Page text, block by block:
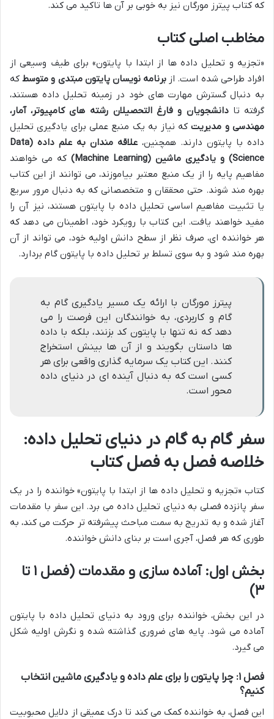
که کتاب پیترز مورگان نیز به خوبی بر آن ها تاکید می کند.
مخاطب اصلی کتاب
«تجزیه و تحلیل داده ها از ابتدا با پایتون» برای طیف وسیعی از
افراد طراحی شده است. از برنامه نویسان پایتون مبتدی و متوسطکه
به دنبال گسترش مهارت های خود در زمینه تحلیل داده هستند،
گرفته تادانشجویان و فارغ التحصیلان رشته های کامپیوتر، آمار،
مهندسی و مدیریتکه نیاز به یک منبع عملی برای یادگیری تحلیل
داده با پایتون دارند. همچنین،
علاقه مندان به علم داده (Data
Science) و یادگیری ماشین (Machine Learning)
که می خواهند
مفاهیم پایه را از یک منبع معتبر بیاموزند، می توانند از این کتاب
بهره مند شوند. حتی محققان و متخصصانی که به دنبال مرور سریع
یا تثبیت مفاهیم اساسی تحلیل داده با پایتون هستند، نیز آن را
مفید خواهند یافت. این کتاب با رویکرد خود، اطمینان می دهد که
هر خواننده ای، صرف نظر از سطح دانش اولیه خود، می تواند از آن
بهره مند شود و به سوی تسلط بر تحلیل داده با پایتون گام بردارد.
پیترز مورگان با ارائه یک مسیر یادگیری گام به
گام و کاربردی، به خوانندگان این فرصت را می
دهد که نه تنها با پایتون کد بزنند، بلکه با داده
ها داستان بگویند و از آن ها بینش استخراج
کنند. این کتاب یک سرمایه گذاری واقعی برای هر
کسی است که به دنبال آینده ای در دنیای داده
محور است.
سفر گام به گام در دنیای تحلیل داده:
خلاصه فصل به فصل کتاب
کتاب «تجزیه و تحلیل داده ها از ابتدا با پایتون» خواننده را در یک
سفر پانزده فصلی به دنیای تحلیل داده می برد. این سفر با مقدمات
آغاز شده و به تدریج به سمت مباحث پیشرفته تر حرکت می کند، به
طوری که هر فصل، آجری است بر بنای دانش خواننده.
بخش اول: آماده سازی و مقدمات (فصل ۱ تا
۳)
در این بخش، خواننده برای ورود به دنیای تحلیل داده با پایتون
آماده می شود. پایه های ضروری گذاشته شده و نگرش اولیه شکل
می گیرد.
فصل ۱: چرا پایتون را برای علم داده و یادگیری ماشین انتخاب
کنیم؟
این فصل، به خواننده کمک می کند تا درک عمیقی از دلایل محبوبیت